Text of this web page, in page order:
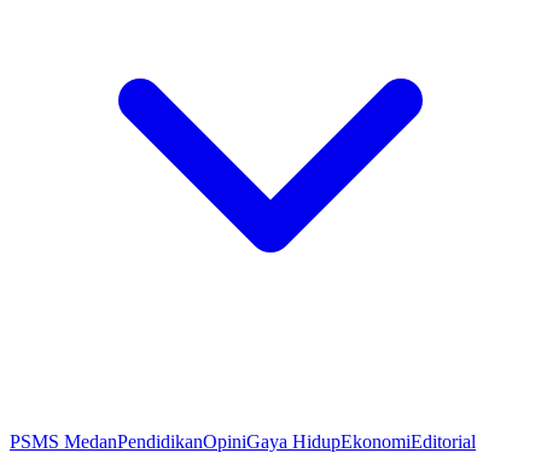
PSMS MedanPendidikanOpiniGaya HidupEkonomiEditorial